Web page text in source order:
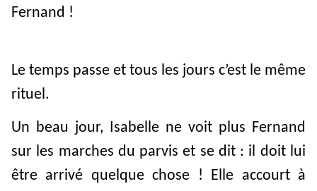
Fernand !
Le temps passe et tous les jours c’est le même
rituel.
Un beau jour, Isabelle ne voit plus Fernand
sur les marches du parvis et se dit : il doit lui
être arrivé quelque chose ! Elle accourt à